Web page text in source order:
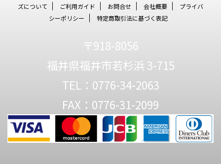
ズについて
ご利用ガイド お問合せ 会社概要
プライバ
シーポリシー
特定商取引法に基づく表記
〒918-8056
福井県福井市若杉浜 3-715
TEL：0776-34-2063
FAX：0776-31-2099